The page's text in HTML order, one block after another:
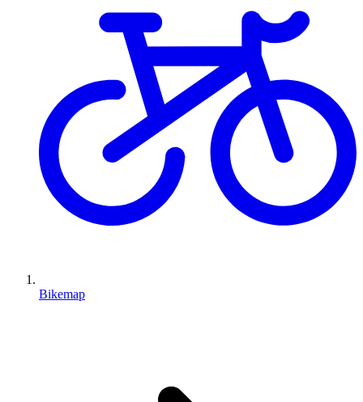
Bikemap